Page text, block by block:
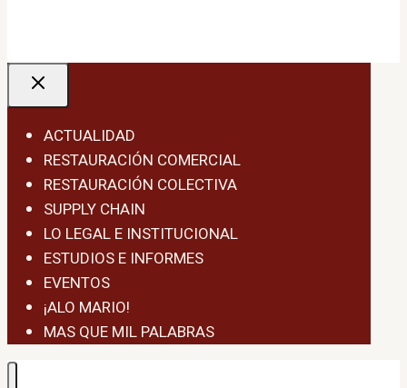
ACTUALIDAD
RESTAURACIÓN COMERCIAL
RESTAURACIÓN COLECTIVA
SUPPLY CHAIN
LO LEGAL E INSTITUCIONAL
ESTUDIOS E INFORMES
EVENTOS
¡ALO MARIO!
MAS QUE MIL PALABRAS